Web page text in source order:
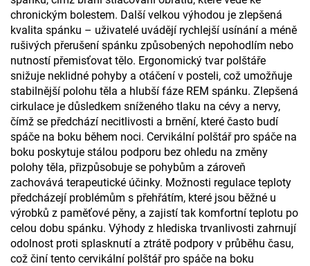
chronickým bolestem. Další velkou výhodou je zlepšená
kvalita spánku – uživatelé uvádějí rychlejší usínání a méně
rušivých přerušení spánku způsobených nepohodlím nebo
nutností přemisťovat tělo. Ergonomický tvar polštáře
snižuje neklidné pohyby a otáčení v posteli, což umožňuje
stabilnější polohu těla a hlubší fáze REM spánku. Zlepšená
cirkulace je důsledkem sníženého tlaku na cévy a nervy,
čímž se předchází necitlivosti a brnění, které často budí
spáče na boku během noci. Cervikální polštář pro spáče na
boku poskytuje stálou podporu bez ohledu na změny
polohy těla, přizpůsobuje se pohybům a zároveň
zachovává terapeutické účinky. Možnosti regulace teploty
předcházejí problémům s přehřátím, které jsou běžné u
výrobků z paměťové pěny, a zajistí tak komfortní teplotu po
celou dobu spánku. Výhody z hlediska trvanlivosti zahrnují
odolnost proti splasknutí a ztrátě podpory v průběhu času,
což činí tento cervikální polštář pro spáče na boku